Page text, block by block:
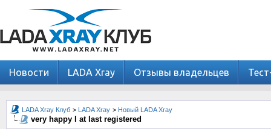
Новости LADA Xray Отзывы владельцев
LADA Xray Клуб > LADA Xray > Новый LADA Xray
very happy I at last registered